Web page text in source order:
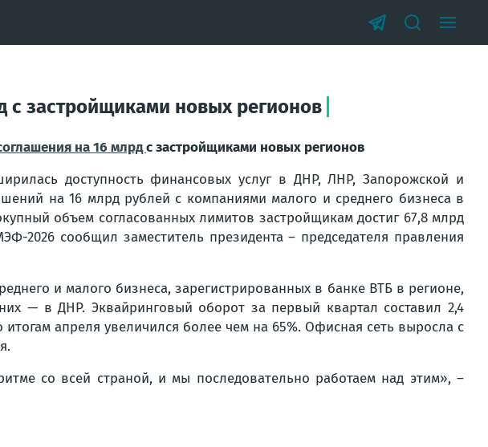
с застройщиками новых регионов
на 16 млрдс застройщиками новых регионов
доступность финансовых услуг в ДНР, ЛНР, Запорожской и
на 16 млрд рублей с компаниями малого и среднего бизнеса в
объем согласованных лимитов застройщикам достиг 67,8 млрд
2026 сообщил заместитель президента – председателя правления
и малого бизнеса, зарегистрированных в банке ВТБ в регионе,
— в ДНР. Эквайринговый оборот за первый квартал составил 2,4
апреля увеличился более чем на 65%. Офисная сеть выросла с
со всей страной, и мы последовательно работаем над этим», –